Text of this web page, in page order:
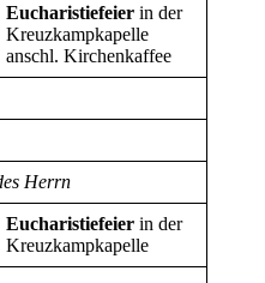
Eucharistiefeier in der
Kreuzkampkapelle
anschl. Kirchenkaffee
Herrn
Eucharistiefeier in der
Kreuzkampkapelle